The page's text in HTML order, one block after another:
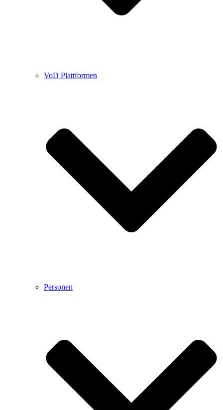
VoD Plattformen
Personen